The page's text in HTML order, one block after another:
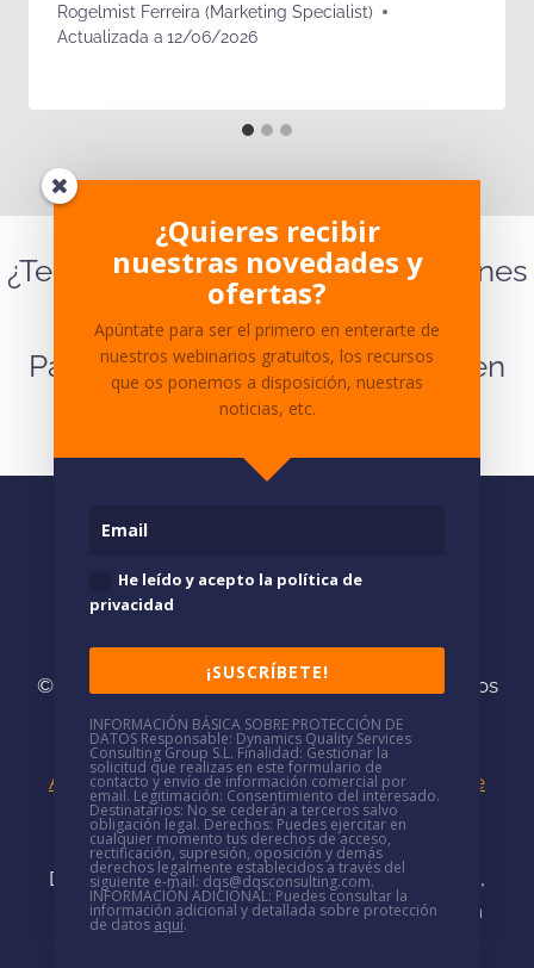
Rogelmist Ferreira (Marketing Specialist)
Actualizada a 12/06/2026
¿Te ha parecido interesante? ¿Tienes
dudas sobre el contenido?
Para cualquier pregunta ponte en
contactocon nosotros.
© 2026
· Somos consultores especializados
enSoluciones Microsoft
(+34)937 688 766· mkt@dqsconsulting.com
Aviso Legal|Política de Privacidad|Política de
Cookies|Política de seguridad |Canal de
denuncias
DQS/ tiene oficinas presenciales enBarcelona,
Madrid, Valencia y Castellón y trabajadores en
¿Quieres recibir
nuestras novedades y
ofertas?
Apúntate para ser el primero en enterarte de
nuestros webinarios gratuitos, los recursos
que os ponemos a disposición, nuestras
noticias, etc.
He leído y acepto la política de
privacidad
¡SUSCRÍBETE!
INFORMACIÓN BÁSICA SOBRE PROTECCIÓN DE
DATOS Responsable: Dynamics Quality Services
Consulting Group S.L. Finalidad: Gestionar la
solicitud que realizas en este formulario de
contacto y envío de información comercial por
email. Legitimación: Consentimiento del interesado.
Destinatarios: No se cederán a terceros salvo
obligación legal. Derechos: Puedes ejercitar en
cualquier momento tus derechos de acceso,
rectificación, supresión, oposición y demás
derechos legalmente establecidos a través del
siguiente e-mail: dqs@dqsconsulting.com.
INFORMACIÓN ADICIONAL: Puedes consultar la
información adicional y detallada sobre protección
de datos aquí.